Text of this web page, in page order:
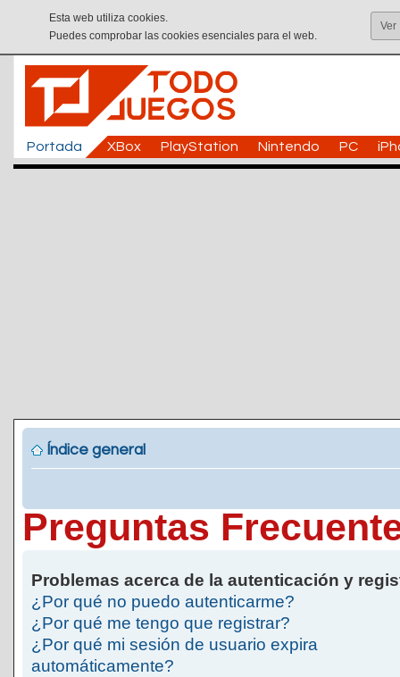
Esta web utiliza cookies.
Puedes comprobar las cookies esenciales para el web.
Ver
Portada XBox PlayStation Nintendo PC
Índice general
Preguntas
Problemas acerca de la autenticación y
¿Por qué no puedo autenticarme?
¿Por qué me tengo que registrar?
¿Por qué mi sesión de usuario expira
automáticamente?